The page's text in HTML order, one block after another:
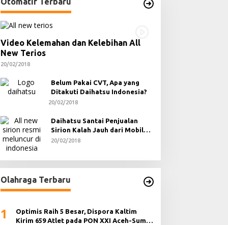
Video Kelemahan dan Kelebihan All
New Terios
20/02/2018
Belum Pakai CVT, Apa yang
Ditakuti Daihatsu Indonesia?
20/02/2018
Daihatsu Santai Penjualan
Sirion Kalah Jauh dari Mobil
LCGC
20/02/2018
Olahraga Terbaru
1
Optimis Raih 5 Besar, Dispora Kaltim
Kirim 659 Atlet pada PON XXI Aceh-Sumut